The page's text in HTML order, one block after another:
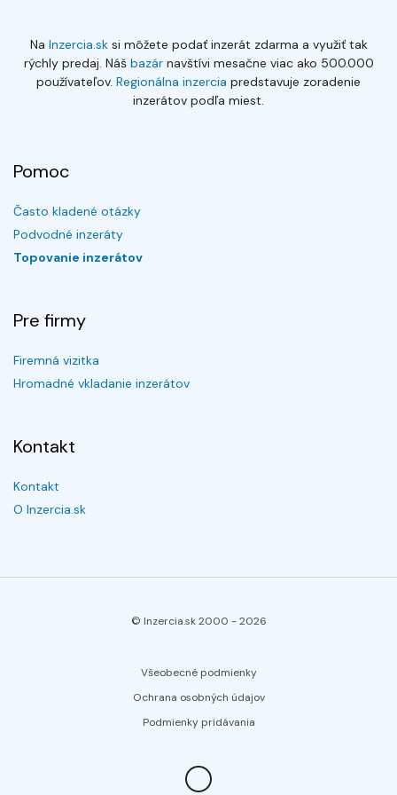
Na Inzercia.sksi môžete podať inzerát zdarma a využiť tak
rýchly predaj. Náš bazárnavštívi mesačne viac ako 500.000
používateľov. Regionálna inzercia predstavuje zoradenie
inzerátov podľa miest.
Pomoc
Často kladené otázky
Podvodné inzeráty
Topovanie inzerátov
Pre firmy
Firemná vizitka
Hromadné vkladanie inzerátov
Kontakt
Kontakt
O Inzercia.sk
© Inzercia.sk 2000 -2026
Všeobecné podmienky
Ochrana osobných údajov
Podmienky pridávania